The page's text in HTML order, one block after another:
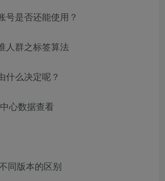
号是否还能使用？
人群之标签算法
什么决定呢？
心数据查看
同版本的区别